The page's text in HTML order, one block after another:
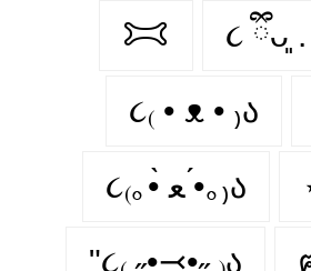
𐂯 ૮ ྀིᴗ͈
૮₍ • ᴥ • ₎ა
૮₍｡•̀ ﻌ •́｡₎ა
"૮₍ ˶•⤙•˶ ₎ა